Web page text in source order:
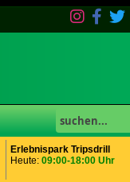
Erlebnispark Tripsdrill
Heute: 09:00-18:00 Uhr